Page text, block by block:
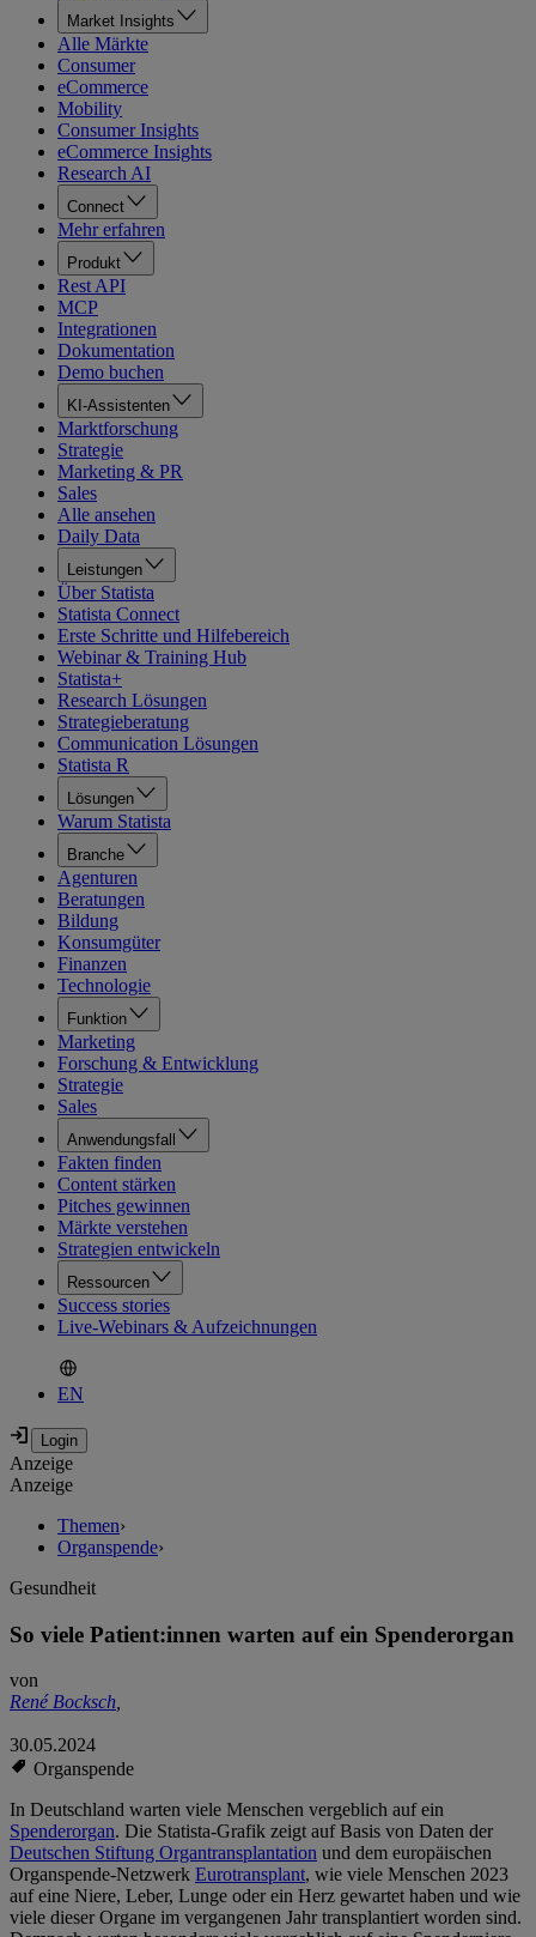
Market Insights
Alle Märkte
Consumer
eCommerce
Mobility
Consumer Insights
eCommerce Insights
Research AI
Connect
Mehr erfahren
Produkt
Rest API
MCP
Integrationen
Dokumentation
Demo buchen
KI-Assistenten
Marktforschung
Strategie
Marketing & PR
Sales
Alle ansehen
Daily Data
Leistungen
Über Statista
Statista Connect
Erste Schritte und Hilfebereich
Webinar & Training Hub
Statista+
Research Lösungen
Strategieberatung
Communication Lösungen
Statista R
Lösungen
Warum Statista
Branche
Agenturen
Beratungen
Bildung
Konsumgüter
Finanzen
Technologie
Funktion
Marketing
Forschung & Entwicklung
Strategie
Sales
Anwendungsfall
Fakten finden
Content stärken
Pitches gewinnen
Märkte verstehen
Strategien entwickeln
Ressourcen
Success stories
Live-Webinars & Aufzeichnungen
EN
Anzeige
Anzeige
Themen›
Organspende›
Gesundheit
So viele Patient:innen warten auf ein Spenderorgan
von
René Bocksch,
30.05.2024
Organspende
In Deutschland warten viele Menschen vergeblich auf ein
Spenderorgan. Die Statista-Grafik zeigt auf Basis von Daten der
Deutschen Stiftung Organtransplantation und dem europäischen
Organspende-Netzwerk Eurotransplant, wie viele Menschen 2023
auf eine Niere, Leber, Lunge oder ein Herz gewartet haben und wie
viele dieser Organe im vergangenen Jahr transplantiert worden sind.